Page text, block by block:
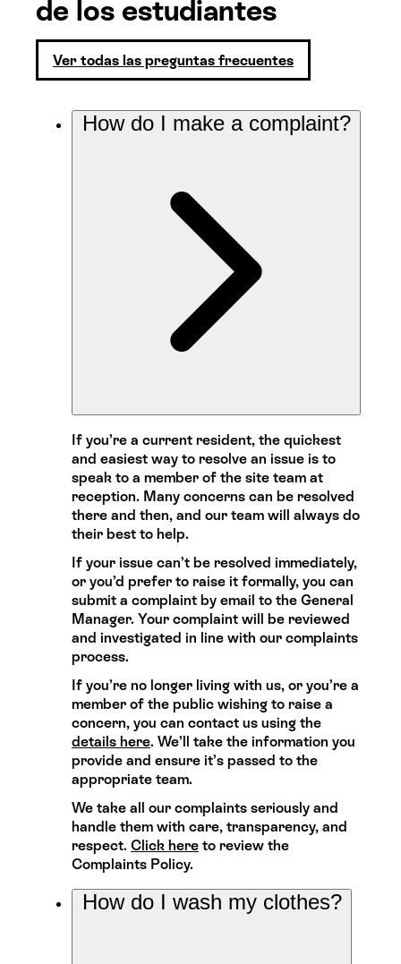
de los estudiantes
Ver todas las preguntas frecuentes
How do I make a complaint?
If you’re a current resident, the quickest
and easiest way to resolve an issue is to
speak to a member of the site team at
reception. Many concerns can be resolved
there and then, and our team will always do
their best to help.
If your issue can’t be resolved immediately,
or you’d prefer to raise it formally, you can
submit a complaint by email to the General
Manager. Your complaint will be reviewed
and investigated in line with our complaints
process.
If you’re no longer living with us, or you’re a
member of the public wishing to raise a
concern, you can contact us using the
details here. We’ll take the information you
provide and ensure it’s passed to the
appropriate team.
We take all our complaints seriously and
handle them with care, transparency, and
respect. Click here to review the
Complaints Policy.
How do I wash my clothes?